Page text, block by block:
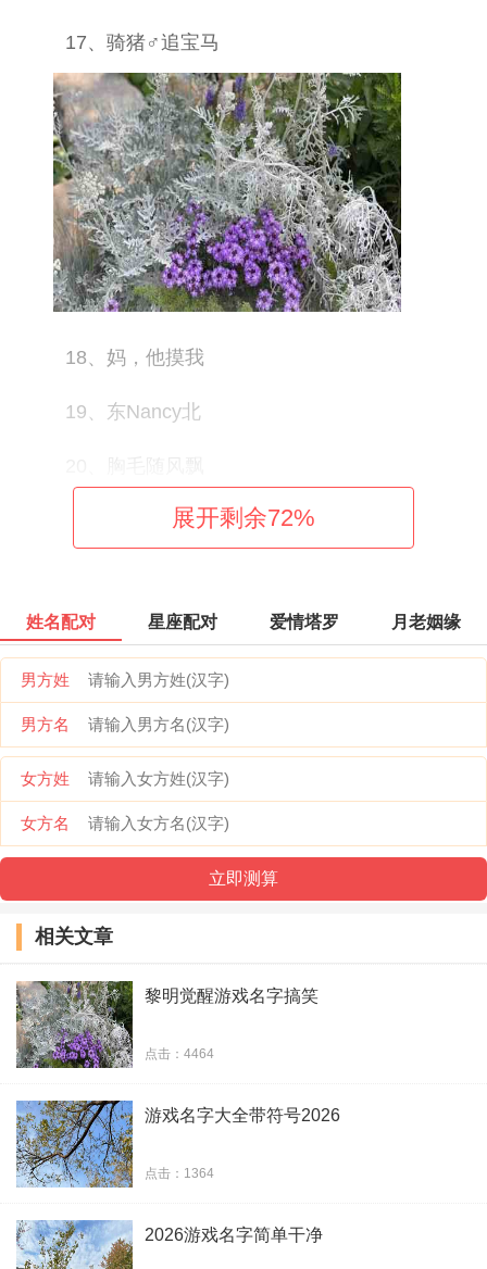
17、骑猪♂追宝马
18、妈，他摸我
19、东Nancy北
21、别打扰我唱惊雷
23、时间煮雨我煮茶
24、薄荷味的南栀
25、念念Brown
26、oo0犇跑甾五蘤禸
27、爱吃柠檬的兔子
28、拉钩还要上吊
30、朕要回幼儿园进修
31、可爱不是长久之计
32、AK稳中少女心
33、您的女朋友
34、网名还没有想好
展开剩余72%
姓名配对 星座配对 爱情塔罗 月老姻缘
男方姓
男方名
女方姓
女方名
相关文章
黎明觉醒游戏名字搞笑
点击：4464
游戏名字大全带符号2026
点击：1364
2026游戏名字简单干净